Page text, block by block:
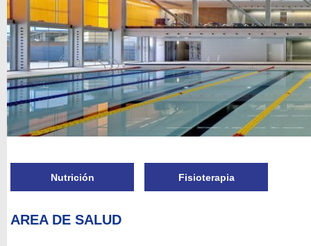
Nutrición Fisioterapia
AREA DE SALUD